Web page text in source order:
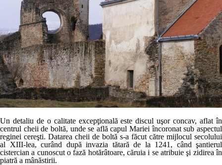
Un detaliu de o calitate excepţională este discul uşor concav, aflat în
centrul cheii de boltă, unde se află capul Mariei încoronat sub aspectul
reginei cereşti. Datarea cheii de boltă s-a făcut către mijlocul secolului
al XIII-lea, curând după invazia tătară de la 1241, când şantierul
cistercian a cunoscut o fază hotărâtoare, căruia i se atribuie şi zidirea în
piatră a mânăstirii.